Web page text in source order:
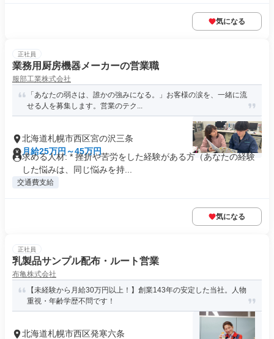
気になる
正社員
業務用厨房機器メーカーの営業職
服部工業株式会社
「あなたの弱さは、誰かの強みになる。」お客様の涙を、一緒に流
せる人を募集します。営業のテク...
北海道札幌市西区宮の沢三条
月給25万円～45万円
求める人材: * 挫折や苦労をした経験がある方（あなたの経験
した悩みは、同じ悩みを持...
交通費支給
気になる
正社員
乳製品サンプル配布・ルート営業
布亀株式会社
【未経験から月給30万円以上！】創業143年の安定した当社。人物
重視・年齢学歴不問です！
北海道札幌市西区発寒六条